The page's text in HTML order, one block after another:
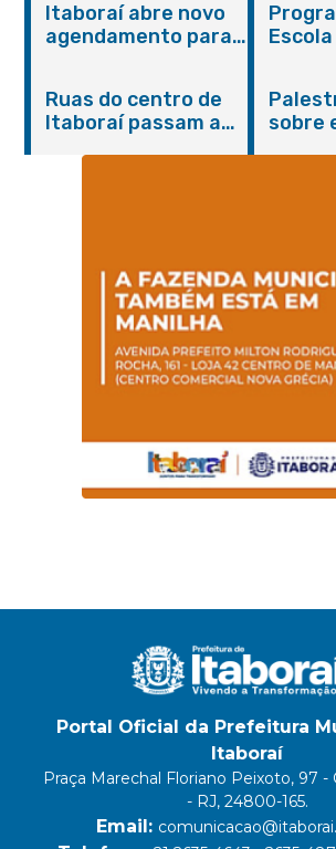
Itaboraí abre novo
agendamento para
sobre
Ruas do centro de
Itaboraí passam a
sobre
Portal Oficial da Prefeitura
Itaboraí
Praça Marechal Floriano Peixoto, 97 -
- RJ, 24800-165.
Email: